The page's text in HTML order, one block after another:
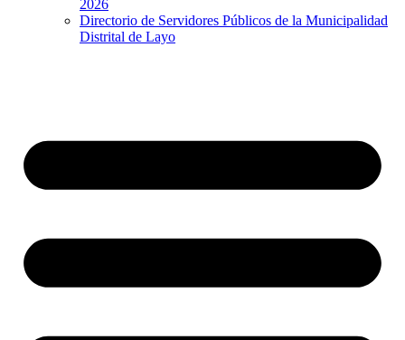
2026
Directorio de Servidores Públicos de la Municipalidad
Distrital de Layo